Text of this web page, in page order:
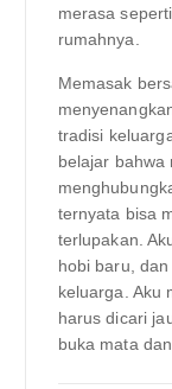
merasa
rumahnya.
Memasak
tradisi
belajar bahwa
ternyata bisa
terlupakan.
hobi baru,
keluarga. Aku
harus dicari
buka mata